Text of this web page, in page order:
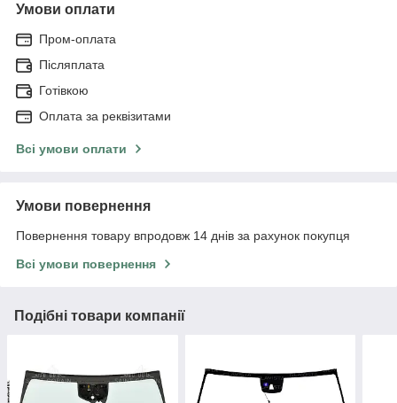
Умови оплати
Пром-оплата
Післяплата
Готівкою
Оплата за реквізитами
Всі умови оплати
Умови повернення
Повернення товару впродовж 14 днів за рахунок покупця
Всі умови повернення
Подібні товари компанії